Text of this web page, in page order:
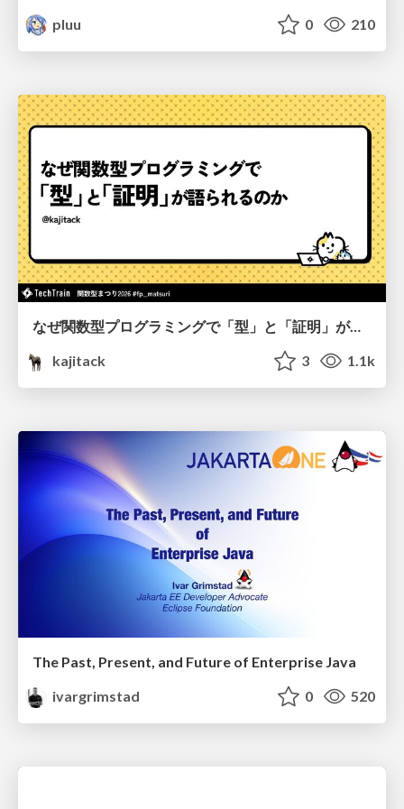
pluu
0 210
なぜ関数型プログラミングで「型」と「証明」が語られるのか #fp_matsuri
kajitack
3 1.1k
The Past, Present, and Future of Enterprise Java
ivargrimstad
0 520